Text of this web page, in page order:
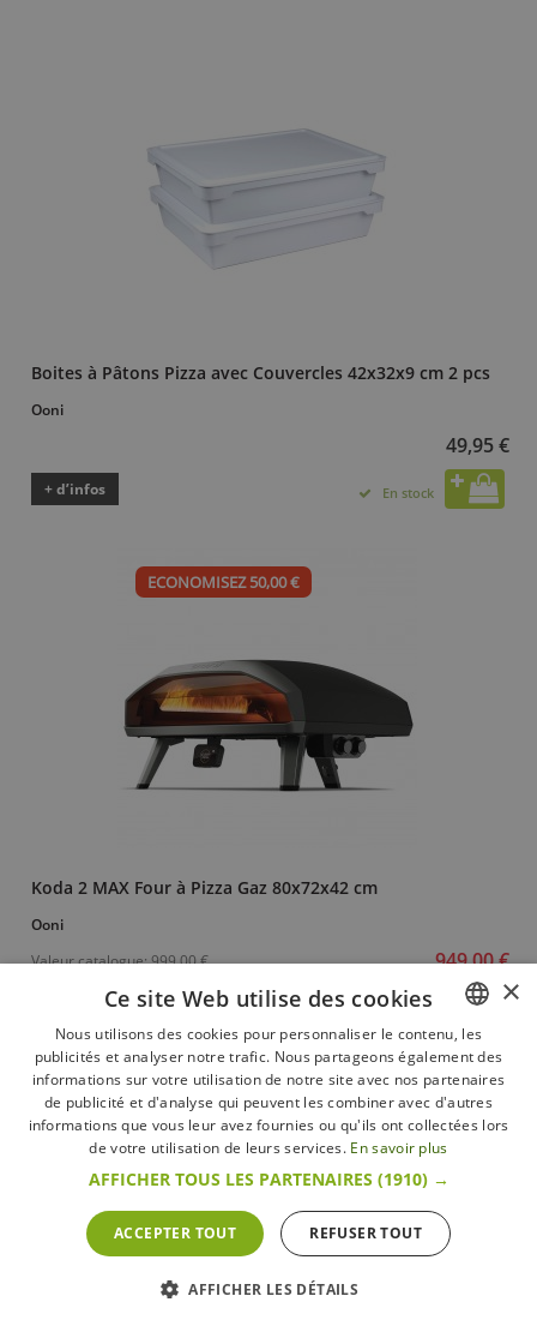
Boites à Pâtons Pizza avec Couvercles 42x32x9 cm 2 pcs
Ooni
49,95 €
+ d’infos En stock
ECONOMISEZ 50,00 €
Koda 2 MAX Four à Pizza Gaz 80x72x42 cm
Ooni
Valeur catalogue:999,00 € 949,00 €
En stock
ECONOMISEZ 50,00 €
FRENCH
DUTCH
×
Ce site Web utilise des cookies
Nous utilisons des cookies pour personnaliser le contenu, les
publicités et analyser notre trafic. Nous partageons également des
informations sur votre utilisation de notre site avec nos partenaires
de publicité et d'analyse qui peuvent les combiner avec d'autres
informations que vous leur avez fournies ou qu'ils ont collectées lors
de votre utilisation de leurs services. En savoir plus
AFFICHER TOUS LES PARTENAIRES (1910) →
ACCEPTER TOUT REFUSER TOUT
AFFICHER LES DÉTAILS